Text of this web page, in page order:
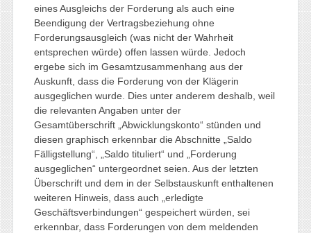
eines Ausgleichs der Forderung als auch eine
Beendigung der Vertragsbeziehung ohne
Forderungsausgleich (was nicht der Wahrheit
entsprechen würde) offen lassen würde. Jedoch
ergebe sich im Gesamtzusammenhang aus der
Auskunft, dass die Forderung von der Klägerin
ausgeglichen wurde. Dies unter anderem deshalb, weil
die relevanten Angaben unter der
Gesamtüberschrift „Abwicklungskonto“ stünden und
diesen graphisch erkennbar die Abschnitte „Saldo
Fälligstellung“, „Saldo tituliert“ und „Forderung
ausgeglichen“ untergeordnet seien. Aus der letzten
Überschrift und dem in der Selbstauskunft enthaltenen
weiteren Hinweis, dass auch „erledigte
Geschäftsverbindungen“ gespeichert würden, sei
erkennbar, dass Forderungen von dem meldenden